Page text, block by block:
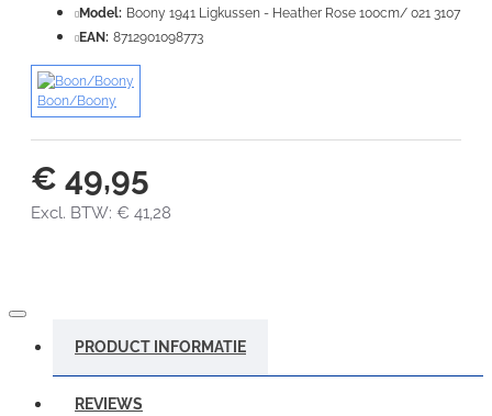
€ 49,95
Excl. BTW: € 41,28
Model: Boony 1941 Ligkussen - Heather Rose 100cm/ 021 3107
EAN: 8712901098773
Boon/Boony
PRODUCT INFORMATIE
REVIEWS